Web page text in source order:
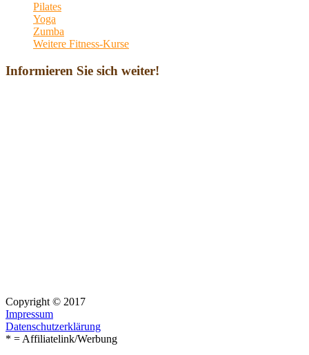
Pilates
Yoga
Zumba
Weitere Fitness-Kurse
Informieren Sie sich weiter!
Copyright © 2017
Impressum
Datenschutzerklärung
* = Affiliatelink/Werbung